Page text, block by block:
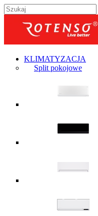
KLIMATYZACJA
Split pokojowe